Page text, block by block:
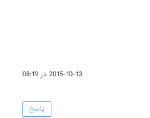
2015-10-13 در 08:19
پاسخ